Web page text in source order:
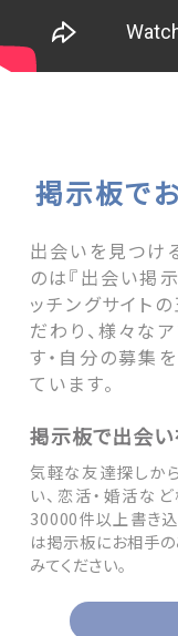
掲示板で
出会いを見つけ
のは『出会い掲
ッチングサイト
だわり、様々な
す・自分の募集
ています。
掲示板で出会
気軽な友達探しか
い、恋活・婚活な
30000件以上書き込
は掲示板にお相手
みてください。